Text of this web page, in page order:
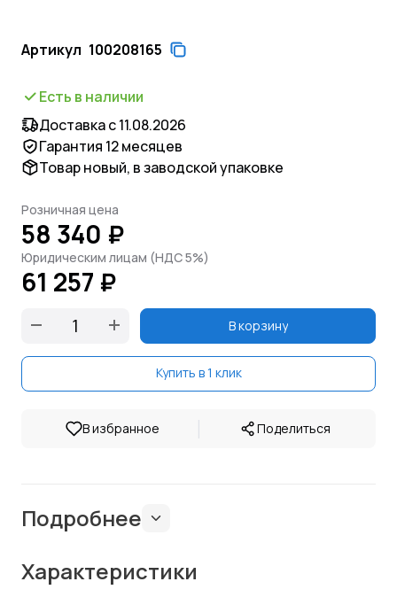
Артикул 100208165
Есть в наличии
Доставка с 11.08.2026
Гарантия 12 месяцев
Товар новый, в заводской упаковке
Розничная цена
58 340 ₽
Юридическим лицам (НДС 5%)
61 257 ₽
В корзину
Купить в 1 клик
В избранное | Поделиться
Подробнее
Характеристики